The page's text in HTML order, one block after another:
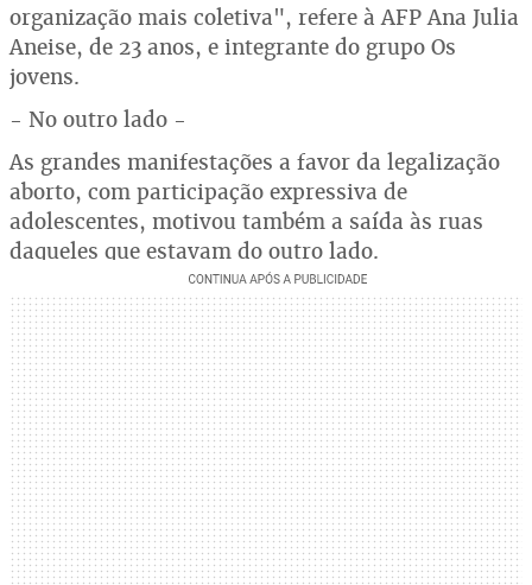
organização mais coletiva", refere à AFP Ana Julia
Aneise, de 23 anos, e integrante do grupo Os
jovens.
- No outro lado -
As grandes manifestações a favor da legalização
aborto, com participação expressiva de
adolescentes, motivou também a saída às ruas
daqueles que estavam do outro lado.